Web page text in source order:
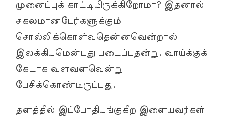
முனைப்புக் காட்டியிருக்கிறோமா? இதனால்
சகலமானபேர்களுக்கும்
சொல்லிக்கொள்வதென்னவென்றால்
இலக்கியமென்பது படைப்பதன்று. வாய்க்குக்
கேடாக வளவளவென்று
பேசிக்கொண்டிருப்பது.
தளத்தில் இப்போதியங்குகிற இளையவர்கள்